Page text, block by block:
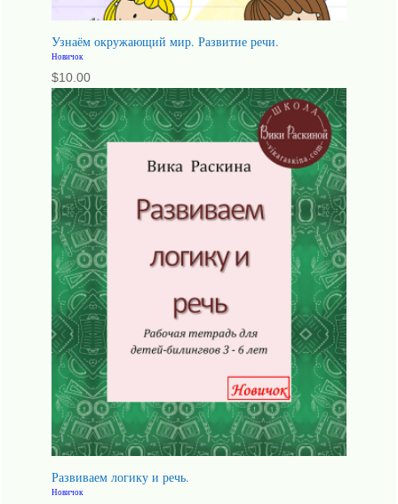
Узнаём окружающий мир. Развитие речи.
Новичок
$10.00
Развиваем логику и речь.
Новичок